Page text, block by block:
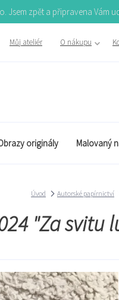
Jsem zpět a připravena Vám
Můj ateliér O nákupu
originály Malovaný
Úvod Autorské papírnictví
"Za svitu